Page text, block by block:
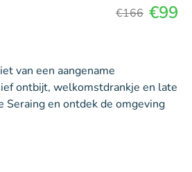
€166 €99
van een aangename
ontbijt, welkomstdrankje en late
Seraing en ontdek de omgeving